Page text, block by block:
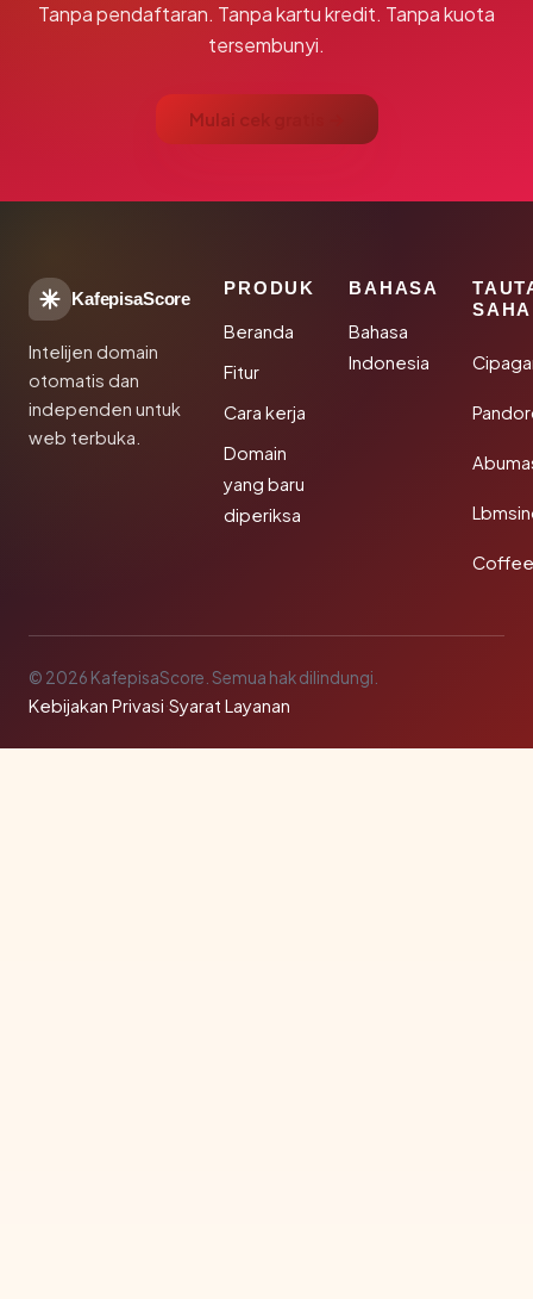
Tanpa pendaftaran. Tanpa kartu kredit. Tanpa kuota
tersembunyi.
Mulai cek gratis →
KafepisaScore
Intelijen domain
otomatis dan
independen untuk
web terbuka.
PRODUK
Beranda
Fitur
Cara kerja
Domain
yang baru
diperiksa
BAHASA
Bahasa
Indonesia
© 2026 KafepisaScore. Semua hak dilindungi.
Kebijakan Privasi·Syarat Layanan